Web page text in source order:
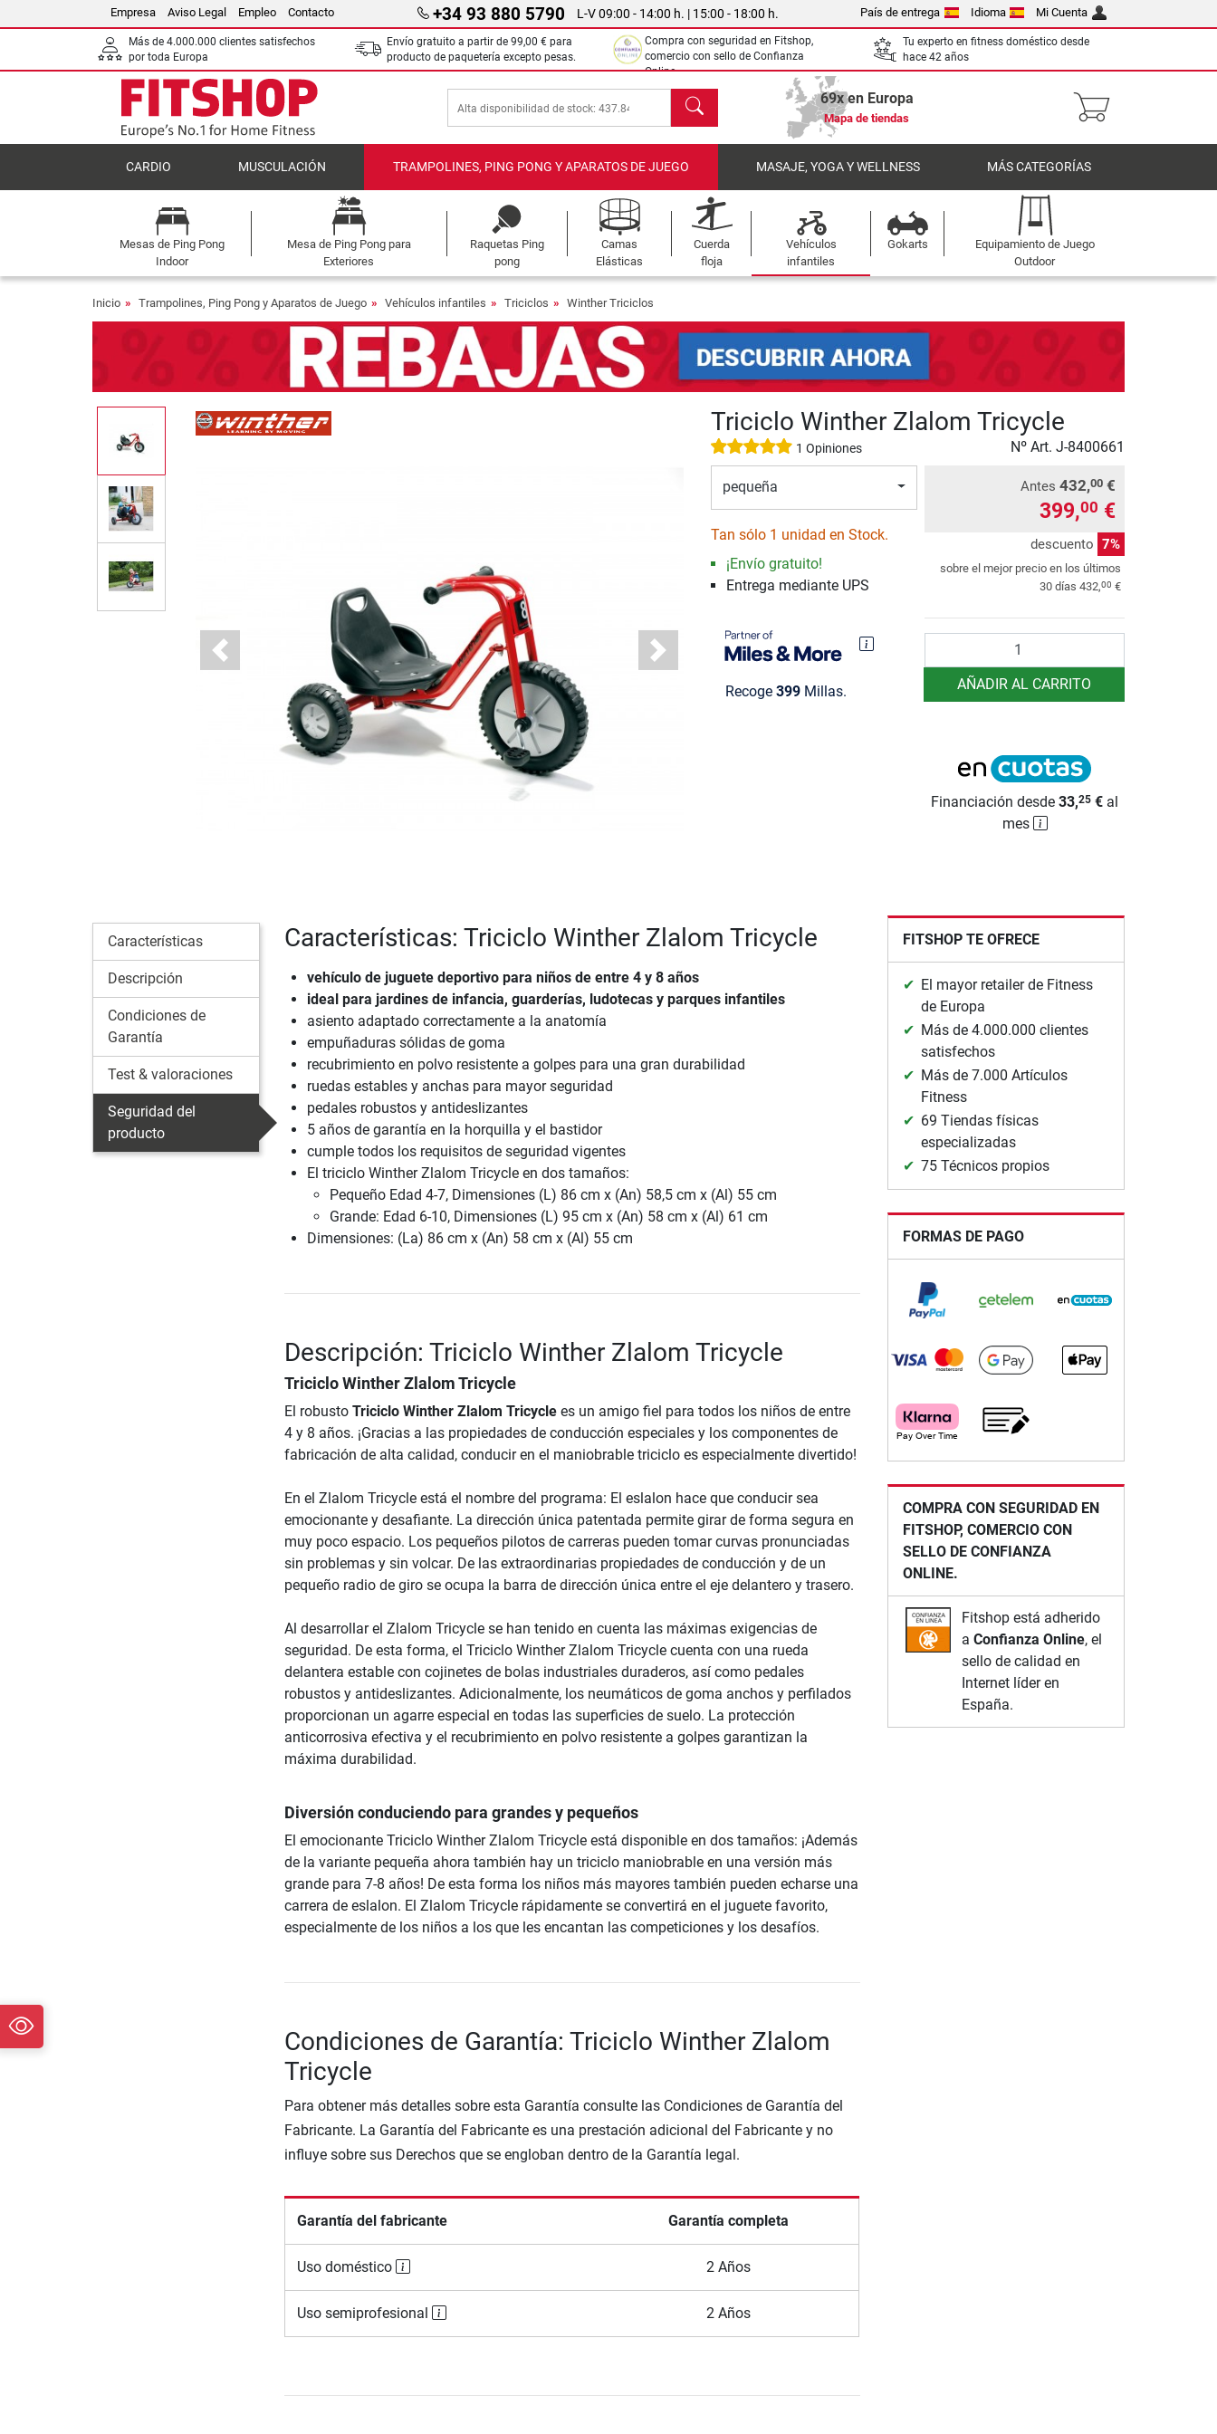
Empresa Aviso Legal Empleo Contacto +34 93 880 5790 L-V 09:00 - 14:00 h. | 15:00 - 18:00 h. País de entrega Idioma Mi Cuenta
Más de 4.000.000 clientes satisfechos
por toda Europa
Envío gratuito a partir de 99,00 € para
producto de paquetería excepto pesas.
Compra con seguridad en Fitshop,
comercio con sello de Confianza
Online.
Tu experto en fitness doméstico desde
hace 42 años
Buscar 69x en Europa
Mapa de tiendas
CARDIO MUSCULACIÓN TRAMPOLINES, PING PONG Y APARATOS DE JUEGO MASAJE, YOGA Y WELLNESS MÁS CATEGORÍAS
Mesas de Ping Pong
Indoor
Mesa de Ping Pong para
Exteriores
Raquetas Ping
pong
Camas
Elásticas
Cuerda
floja
Vehículos
infantiles
Gokarts
Equipamiento de Juego
Outdoor
Inicio Trampolines, Ping Pong y Aparatos de Juego Vehículos infantiles Triciclos Winther Triciclos
Previous Next
Triciclo Winther Zlalom Tricycle
1 Opiniones Nº Art. J-8400661
pequeña
Tan sólo 1 unidad en Stock.
¡Envío gratuito!
Entrega mediante UPS
Recoge 399Millas.
Antes 432,00 €
399,00 €
descuento 7%
sobre el mejor precio en los últimos
30 días 432,00 €
AÑADIR AL CARRITO
Financiación desde33,25 € al
mes
Características
Descripción
Condiciones de
Garantía
Test & valoraciones
Seguridad del
producto
Características: Triciclo Winther Zlalom Tricycle
vehículo de juguete deportivo para niños de entre 4 y 8 años
ideal para jardines de infancia, guarderías, ludotecas y parques infantiles
asiento adaptado correctamente a la anatomía
empuñaduras sólidas de goma
recubrimiento en polvo resistente a golpes para una gran durabilidad
ruedas estables y anchas para mayor seguridad
pedales robustos y antideslizantes
5 años de garantía en la horquilla y el bastidor
cumple todos los requisitos de seguridad vigentes
El triciclo Winther Zlalom Tricycle en dos tamaños:
Pequeño Edad 4-7, Dimensiones (L) 86 cm x (An) 58,5 cm x (Al) 55 cm
Grande: Edad 6-10, Dimensiones (L) 95 cm x (An) 58 cm x (Al) 61 cm
Dimensiones: (La) 86 cm x (An) 58 cm x (Al) 55 cm
Descripción: Triciclo Winther Zlalom Tricycle
Triciclo Winther Zlalom Tricycle
El robusto Triciclo Winther Zlalom Tricyclees un amigo fiel para todos los niños de entre
4 y 8 años. ¡Gracias a las propiedades de conducción especiales y los componentes de
fabricación de alta calidad, conducir en el maniobrable triciclo es especialmente divertido!
En el Zlalom Tricycle está el nombre del programa: El eslalon hace que conducir sea
emocionante y desafiante. La dirección única patentada permite girar de forma segura en
muy poco espacio. Los pequeños pilotos de carreras pueden tomar curvas pronunciadas
sin problemas y sin volcar. De las extraordinarias propiedades de conducción y de un
pequeño radio de giro se ocupa la barra de dirección única entre el eje delantero y trasero.
Al desarrollar el Zlalom Tricycle se han tenido en cuenta las máximas exigencias de
seguridad. De esta forma, el Triciclo Winther Zlalom Tricycle cuenta con una rueda
delantera estable con cojinetes de bolas industriales duraderos, así como pedales
robustos y antideslizantes. Adicionalmente, los neumáticos de goma anchos y perfilados
proporcionan un agarre especial en todas las superficies de suelo. La protección
anticorrosiva efectiva y el recubrimiento en polvo resistente a golpes garantizan la
máxima durabilidad.
Diversión conduciendo para grandes y pequeños
El emocionante Triciclo Winther Zlalom Tricycle está disponible en dos tamaños: ¡Además
de la variante pequeña ahora también hay un triciclo maniobrable en una versión más
grande para 7-8 años! De esta forma los niños más mayores también pueden echarse una
carrera de eslalon. El Zlalom Tricycle rápidamente se convertirá en el juguete favorito,
especialmente de los niños a los que les encantan las competiciones y los desafíos.
Condiciones de Garantía: Triciclo Winther Zlalom
Tricycle
Para obtener más detalles sobre esta Garantía consulte las Condiciones de Garantía del
Fabricante. La Garantía del Fabricante es una prestación adicional del Fabricante y no
influye sobre sus Derechos que se engloban dentro de la Garantía legal.
Garantía del fabricante Garantía completa
Uso doméstico 2 Años
Uso semiprofesional 2 Años
FITSHOP TE OFRECE
El mayor retailer de Fitness
de Europa
Más de 4.000.000 clientes
satisfechos
Más de 7.000 Artículos
Fitness
69 Tiendas físicas
especializadas
75 Técnicos propios
FORMAS DE PAGO
COMPRA CON SEGURIDAD EN
FITSHOP, COMERCIO CON
SELLO DE CONFIANZA
ONLINE.
Fitshop está adherido
a Confianza Online, el
sello de calidad en
Internet líder en
España.